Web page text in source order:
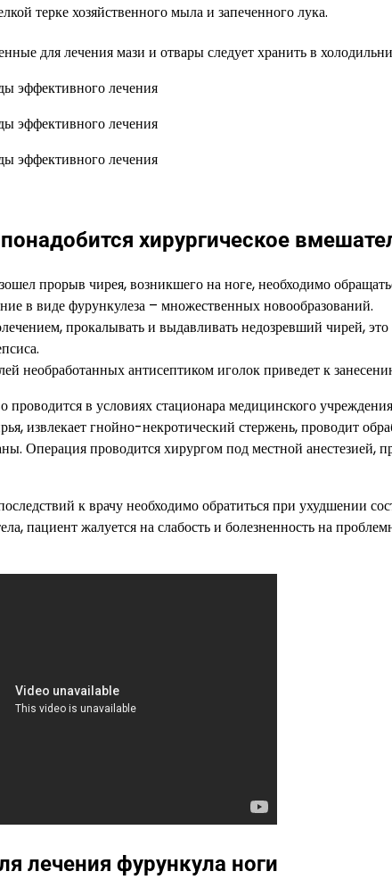
терке хозяйственного мыла и запеченного лука.
для лечения мази и отвары следует хранить в
хирургическое
прорыв чирея, возникшего на ноге, необходимо
в виде фурункулеза – множественных новообразований.
прокалывать и выдавливать недозревший чирей,
необработанных антисептиком иголок приведет к
проводится в условиях стационара медицинского
извлекает гнойно-некротический стержень, проводит
Операция проводится хирургом под местной анестезией,
к врачу необходимо обратиться при ухудшении
пациент жалуется на слабость и болезненность на
лечения фурункула ноги